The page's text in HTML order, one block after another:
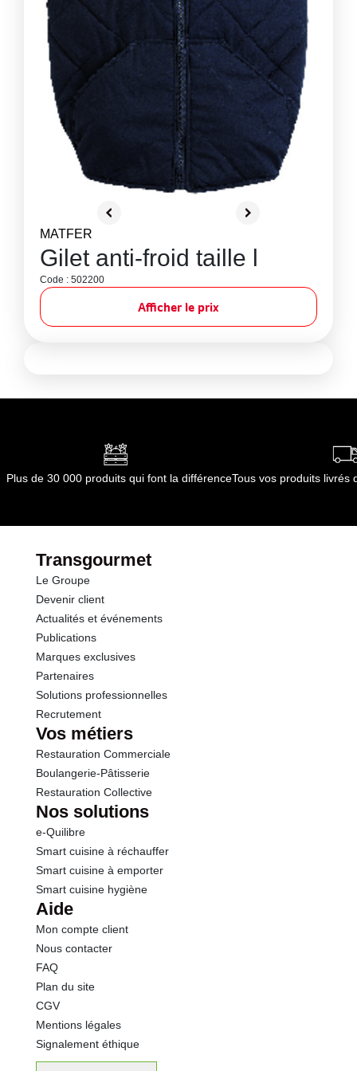
MATFER
Gilet anti-froid taille l
Code : 502200
Afficher le prix
Plus de 30 000 produits qui font la différenceTous vos produits livrés
Transgourmet
Le Groupe
Devenir client
Actualités et événements
Publications
Marques exclusives
Partenaires
Solutions professionnelles
Recrutement
Vos métiers
Restauration Commerciale
Boulangerie-Pâtisserie
Restauration Collective
Nos solutions
e-Quilibre
Smart cuisine à réchauffer
Smart cuisine à emporter
Smart cuisine hygiène
Aide
Mon compte client
Nous contacter
FAQ
Plan du site
CGV
Mentions légales
Signalement éthique